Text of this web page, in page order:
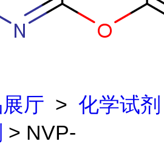
厅 > 化学试剂
> NVP-